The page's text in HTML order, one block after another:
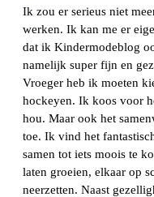
Ik zou er serieus niet
werken. Ik kan me er
dat ik Kindermodeblog
namelijk super fijn en
Vroeger heb ik moeten
hockeyen. Ik koos voor
hou. Maar ook het
toe. Ik vind het
samen tot iets moois te
laten groeien, elkaar op
neerzetten. Naast